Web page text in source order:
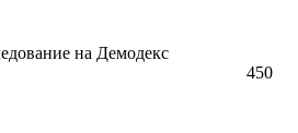
на Демодекс
450